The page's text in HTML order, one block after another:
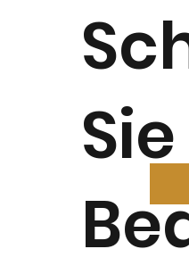
Ihr Unternehmen
zu wachsen.
Jetzt
Sie